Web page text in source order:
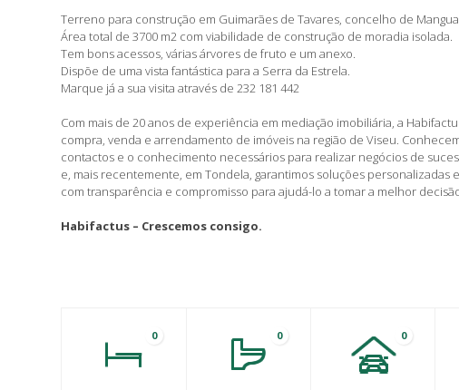
Terreno para construção em Guimarães de Tavares, concelho de
Área total de 3700 m2 com viabilidade de construção de moradia isolada.
Tem bons acessos, várias árvores de fruto e um anexo.
Dispõe de uma vista fantástica para a Serra da Estrela.
Marque já a sua visita através de 232 181 442
Com mais de 20 anos de experiência em mediação imobiliária, a
compra, venda e arrendamento de imóveis na região de Viseu.
contactos e o conhecimento necessários para realizar negócios de
e, mais recentemente, em Tondela, garantimos soluções
com transparência e compromisso para ajudá-lo a tomar a melhor
Habifactus – Crescemos consigo.
0 0 0